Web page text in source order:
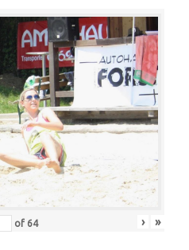
of 64 › »